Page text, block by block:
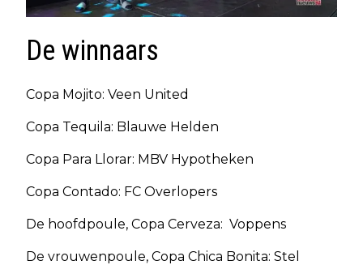
De winnaars
Copa Mojito: Veen United
Copa Tequila: Blauwe Helden
Copa Para Llorar: MBV Hypotheken
Copa Contado: FC Overlopers
De hoofdpoule, Copa Cerveza: Voppens
De vrouwenpoule, Copa Chica Bonita: Stel